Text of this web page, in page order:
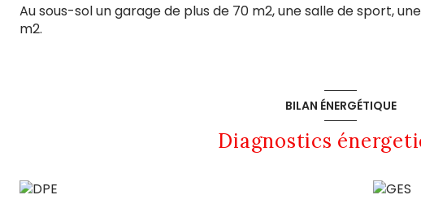
Au sous-sol un garage de plus de 70 m2, une salle de sport,
m2.
BILAN ÉNERGÉTIQUE
Diagnostics